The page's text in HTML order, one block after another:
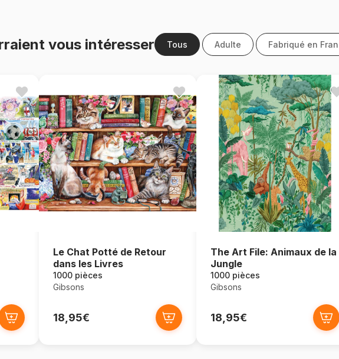
vous intéresser Tous Adulte Fabriqué en
Le Chat Potté de Retour
dans les Livres
1000 pièces
Gibsons
18,95€
The Art File: Animaux de la
Jungle
1000 pièces
Gibsons
18,95€